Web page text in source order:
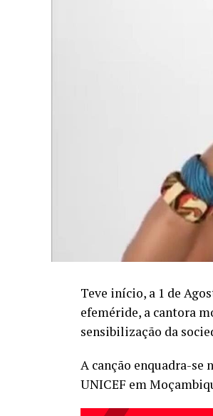
Teve início, a 1 de
efeméride, a cantora
sensibilização da
A canção enquadra-se
UNICEF em